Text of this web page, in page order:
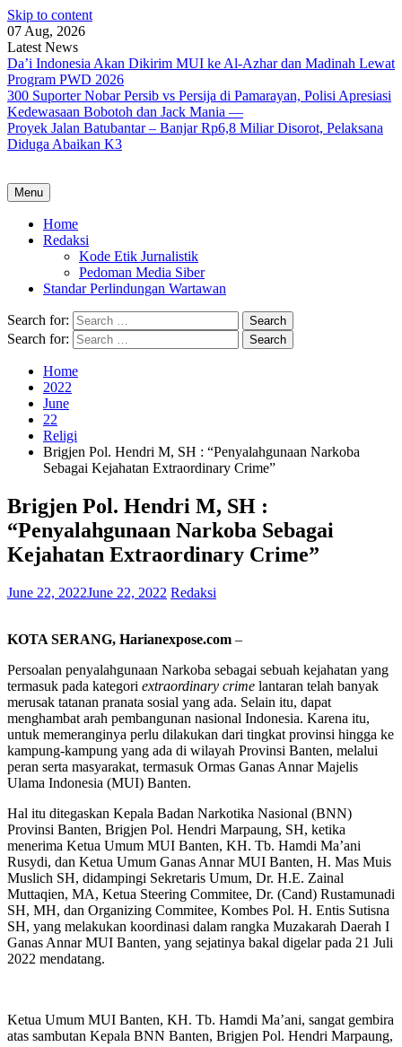
Skip to content
07 Aug, 2026
Latest News
Da’i Indonesia Akan Dikirim MUI ke Al-Azhar dan Madinah Lewat
Program PWD 2026
300 Suporter Nobar Persib vs Persija di Pamarayan, Polisi Apresiasi
Kedewasaan Bobotoh dan Jack Mania —
Proyek Jalan Batubantar – Banjar Rp6,8 Miliar Disorot, Pelaksana
Diduga Abaikan K3
Menu
Home
Redaksi
Kode Etik Jurnalistik
Pedoman Media Siber
Standar Perlindungan Wartawan
Search for:
Search for:
Home
2022
June
22
Religi
Brigjen Pol. Hendri M, SH : “Penyalahgunaan Narkoba
Sebagai Kejahatan Extraordinary Crime”
Brigjen Pol. Hendri M, SH :
“Penyalahgunaan Narkoba Sebagai
Kejahatan Extraordinary Crime”
June 22, 2022June 22, 2022 Redaksi
KOTA SERANG, Harianexpose.com –
Persoalan penyalahgunaan Narkoba sebagai sebuah kejahatan yang
termasuk pada kategori extraordinary crime lantaran telah banyak
merusak tatanan pranata sosial yang ada. Selain itu, dapat
menghambat arah pembangunan nasional Indonesia. Karena itu,
untuk memeranginya perlu dilakukan dari tingkat provinsi hingga ke
kampung-kampung yang ada di wilayah Provinsi Banten, melalui
peran serta masyarakat, termasuk Ormas Ganas Annar Majelis
Ulama Indonesia (MUI) Banten.
Hal itu ditegaskan Kepala Badan Narkotika Nasional (BNN)
Provinsi Banten, Brigjen Pol. Hendri Marpaung, SH, ketika
menerima Ketua Umum MUI Banten, KH. Tb. Hamdi Ma’ani
Rusydi, dan Ketua Umum Ganas Annar MUI Banten, H. Mas Muis
Muslich SH, didampingi Sekretaris Umum, Dr. H.E. Zainal
Muttaqien, MA, Ketua Steering Commitee, Dr. (Cand) Rustamunadi
SH, MH, dan Organizing Commitee, Kombes Pol. H. Entis Sutisna
SH, yang melakukan koordinasi dalam rangka Muzakarah Daerah I
Ganas Annar MUI Banten, yang sejatinya bakal digelar pada 21 Juli
2022 mendatang.
Ketua Umum MUI Banten, KH. Tb. Hamdi Ma’ani, sangat gembira
atas sambutan Kepala BNN Banten, Brigjen Pol. Hendri Marpaung,